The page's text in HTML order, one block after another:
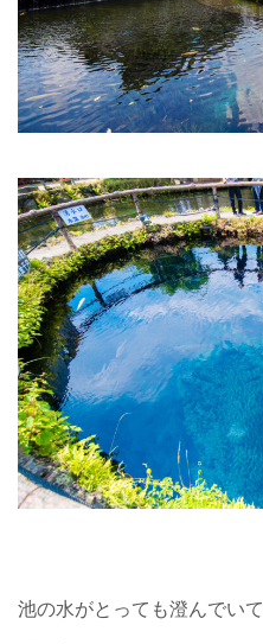
池の水がとっても澄んでいて